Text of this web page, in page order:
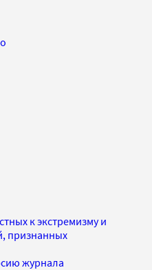
к экстремизму и
признанных
журнала